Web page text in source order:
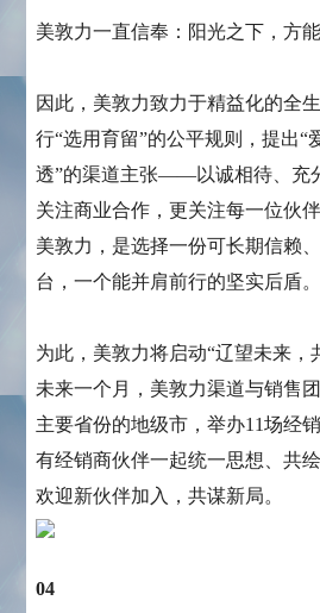
美敦力一直信奉：阳光之下，方能
因此，美敦力致力于精益化的全
行“选用育留”的公平规则，提出“
透”的渠道主张——以诚相待、充
关注商业合作，更关注每一位伙
美敦力，是选择一份可长期信赖
台，一个能并肩前行的坚实后盾。
为此，美敦力将启动“辽望未来，
未来一个月，美敦力渠道与销售
主要省份的地级市，举办11场经
有经销商伙伴一起统一思想、共
欢迎新伙伴加入，共谋新局。
04